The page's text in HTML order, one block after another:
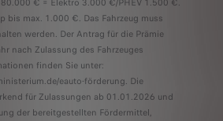
€ = Elektro 3.000 €/PHEV 1.500 €.
bis max. 1.000 €. Das Fahrzeug muss
werden. Der Antrag für die Prämie
nach Zulassung des Fahrzeuges
finden Sie unter:
eauto-förderung. Die
für Zulassungen ab 01.01.2026 und
der bereitgestellten Fördermittel,